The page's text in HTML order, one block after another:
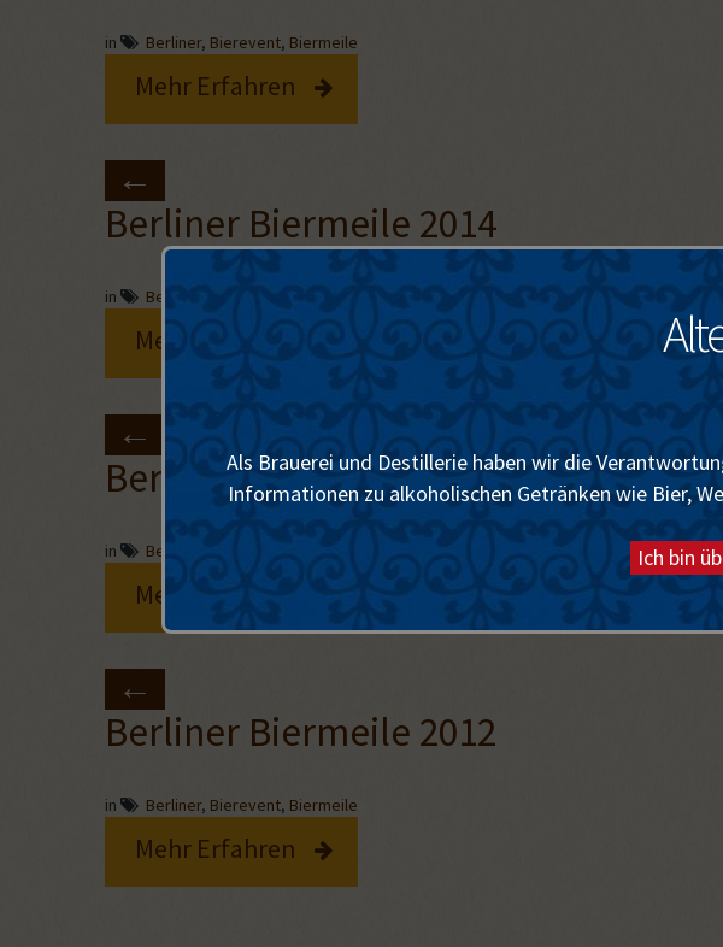
in Berliner, Bierevent, Biermeile
Mehr Erfahren
Berliner Biermeile 2014
in Berliner Bierevent Biermeile
Mehr Erfahren
Berliner Biermeile 2013
in Berliner , Bierevent Biermeile
Mehr Erfahren
Berliner Biermeile 2012
in Berliner, Bierevent, Biermeile
Mehr Erfahren
Als Brauerei und Destillerie haben wir die
Informationen zu alkoholischen Getränken wie Bier,